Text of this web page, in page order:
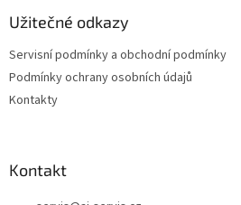
Užitečné odkazy
Servisní podmínky a obchodní podmínky
Podmínky ochrany osobních údajů
Kontakty
Kontakt